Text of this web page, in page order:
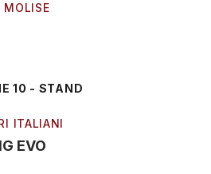
MOLISE
10 - STAND
ITALIANI
EVO